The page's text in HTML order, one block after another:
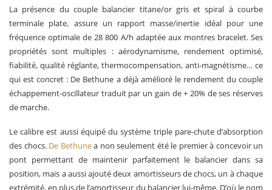
La présence du couple balancier titane/or gris et spiral à courbe
terminale plate, assure un rapport masse/inertie idéal pour une
fréquence optimale de 28 800 A/h adaptée aux montres bracelet. Ses
propriétés sont multiples : aérodynamisme, rendement optimisé,
fiabilité, qualité réglante, thermocompensation, anti-magnétisme… ce
qui est concret : De Bethune a déjà amélioré le rendement du couple
échappement-oscillateur traduit par un gain de + 20% de ses réserves
de marche.
Le calibre est aussi équipé du système triple pare-chute d’absorption
des chocs. De Bethunea non seulement été le premier à concevoir un
pont permettant de maintenir parfaitement le balancier dans sa
position, mais a aussi ajouté deux amortisseurs de chocs, un à chaque
extrémité, en plus de l’amortisseur du balancier lui-même. D’où le nom